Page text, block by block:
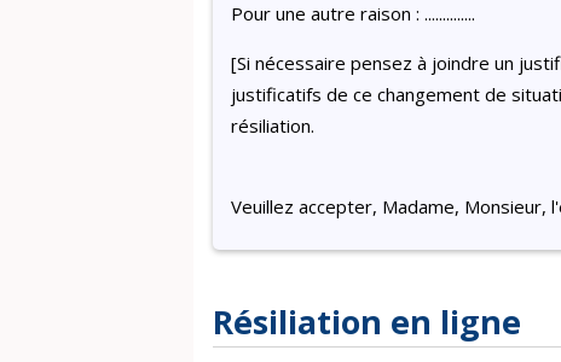
Pour une autre raison : ..............
[Si nécessaire pensez à joindre un
justificatifs de ce changement de
résiliation.
Veuillez accepter, Madame, Monsieur,
Résiliation en ligne